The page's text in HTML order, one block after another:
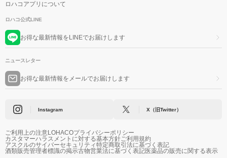
ロハコアプリについて
ロハコ公式LINE
お得な最新情報をLINEでお届けします
ニュースレター
お得な最新情報をメールでお届けします
Instagram X（旧Twitter）
ご利用上の注意LOHACOプライバシーポリシー
カスタマーハラスメントに対する基本方針ご利用規約
アスクルのサイバーセキュリティ特定商取引法に基づく表記
酒類販売管理者標識の掲示古物営業法に基づく表記医薬品の販売に関する表示